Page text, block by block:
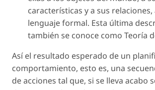
características y a sus
lenguaje formal. Esta última
también se conoce como Teoría
Así el resultado esperado de un
comportamiento, esto es, una
de acciones tal que, si se lleva acabo